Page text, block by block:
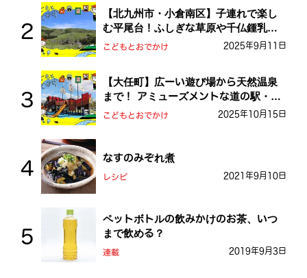
【北九州市・小倉南区】子連れで楽し
む平尾台！ふしぎな草原や千仏鍾乳洞
を探検しよう！
こどもとおでかけ 2025年9月11日
【大任町】広ーい遊び場から天然温泉
まで！ アミューズメントな道の駅・お
おとう桜街道
こどもとおでかけ 2025年10月15日
なすのみぞれ煮
レシピ 2021年9月10日
ペットボトルの飲みかけのお茶、いつ
まで飲める？
連載 2019年9月3日